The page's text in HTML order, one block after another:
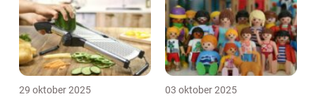
29 oktober 2025 03 oktober 2025